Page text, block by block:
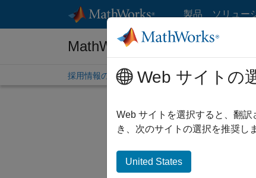
コンテンツへスキップ
製品 ソリュー
MathWorks 採用情報
採用情報の概要 求人検索 オフィス所在地 学
絞り
Web サイトの
Web サイトを選択すると、翻
き、次のサイトの選択を推奨し
United States